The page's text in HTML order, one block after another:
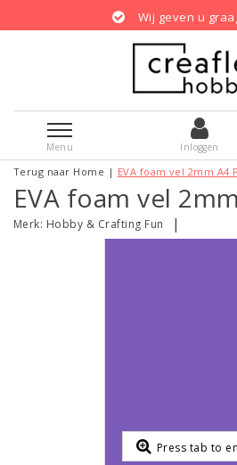
Wij geven u
Menu Inloggen
Terug naar Home | EVA foam vel 2mm A4
EVA foam vel
Merk: Hobby & Crafting Fun |
Press tab to